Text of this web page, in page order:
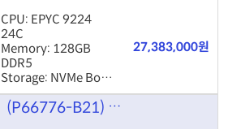
CPU: EPYC 9224
24C
Memory: 128GB
DDR5
Storage: NVMe Boot
(NS204i-u)
10Gb 2P / MR408i
27,383,000원
(P66776-B21) DL325Gen11